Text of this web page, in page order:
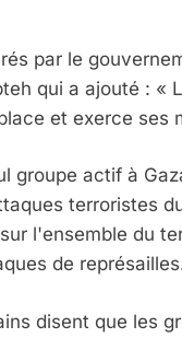
par le
qui a ajouté : «
et exerce ses
actif à
terroristes
l'ensemble du
de
disent que les